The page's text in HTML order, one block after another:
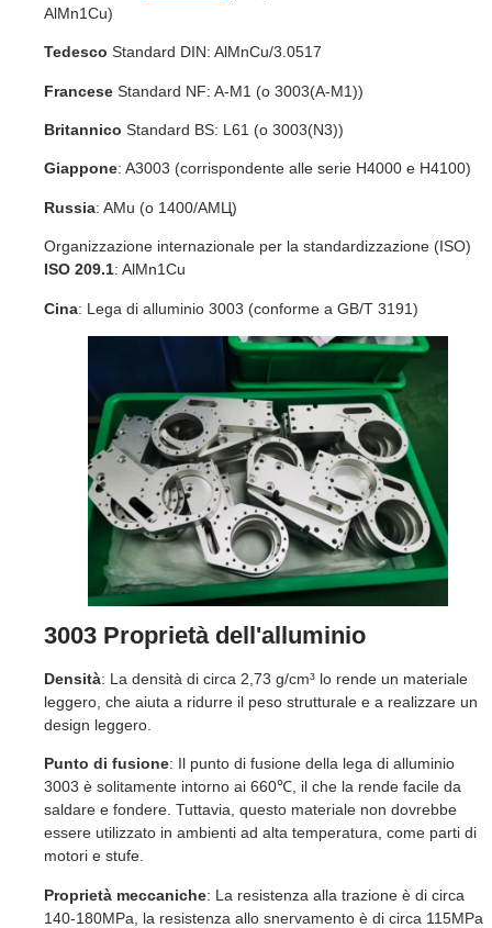
AlMn1Cu)
Tedesco Standard DIN: AlMnCu/3.0517
Francese Standard NF: A-M1 (o 3003(A-M1))
Britannico Standard BS: L61 (o 3003(N3))
Giappone: A3003 (corrispondente alle serie H4000 e H4100)
Russia: AMu (o 1400/AMЦ)
Organizzazione internazionale per la standardizzazione (ISO)
ISO 209.1: AlMn1Cu
Cina: Lega di alluminio 3003 (conforme a GB/T 3191)
3003 Proprietà dell'alluminio
Densità: La densità di circa 2,73 g/cm³ lo rende un materiale
leggero, che aiuta a ridurre il peso strutturale e a realizzare un
design leggero.
Punto di fusione: Il punto di fusione della lega di alluminio
3003 è solitamente intorno ai 660℃, il che la rende facile da
saldare e fondere. Tuttavia, questo materiale non dovrebbe
essere utilizzato in ambienti ad alta temperatura, come parti di
motori e stufe.
Proprietà meccaniche: La resistenza alla trazione è di circa
140-180MPa, la resistenza allo snervamento è di circa 115MPa